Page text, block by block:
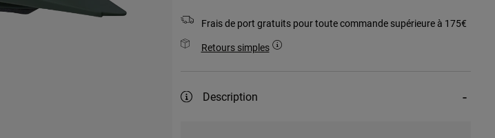
Frais de port gratuits pour toute commande supérieure à 175€
Retours simples
Description